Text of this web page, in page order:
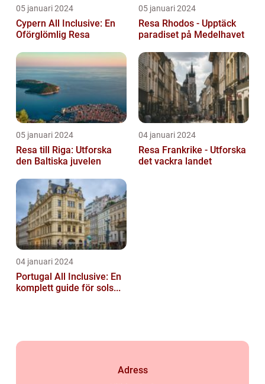
05 januari 2024
Cypern All Inclusive: En
Oförglömlig Resa
05 januari 2024
Resa Rhodos - Upptäck
paradiset på Medelhavet
05 januari 2024
Resa till Riga: Utforska
den Baltiska juvelen
04 januari 2024
Resa Frankrike - Utforska
det vackra landet
04 januari 2024
Portugal All Inclusive: En
komplett guide för sols...
Adress